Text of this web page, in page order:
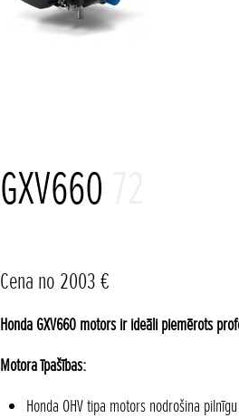
GXV660
Cena no 2003 €
Honda GXV660 motors ir ideāli piemērots
Motora īpašības:
Honda OHV tipa motors nodrošina